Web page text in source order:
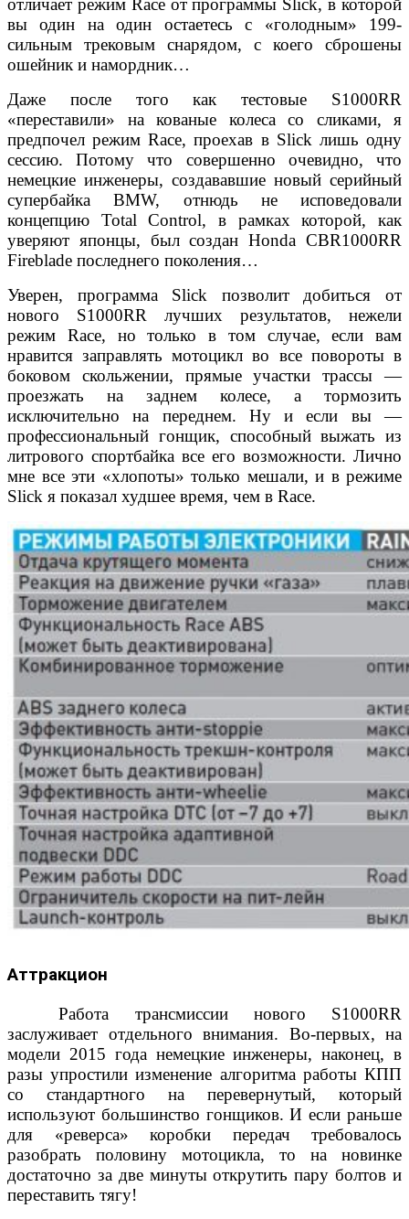
отличает режим Race от программы Slick, в которой
вы один на один остаетесь с «голодным» 199-
сильным трековым снарядом, с коего сброшены
ошейник и намордник…
Даже после того как тестовые S1000RR
«переставили» на кованые колеса со сликами, я
предпочел режим Race, проехав в Slick лишь одну
сессию. Потому что совершенно очевидно, что
немецкие инженеры, создававшие новый серийный
супербайка BMW, отнюдь не исповедовали
концепцию Total Control, в рамках которой, как
уверяют японцы, был создан Honda CBR1000RR
Fireblade последнего поколения…
Уверен, программа Slick позволит добиться от
нового S1000RR лучших результатов, нежели
режим Race, но только в том случае, если вам
нравится заправлять мотоцикл во все повороты в
боковом скольжении, прямые участки трассы —
проезжать на заднем колесе, а тормозить
исключительно на переднем. Ну и если вы —
профессиональный гонщик, способный выжать из
литрового спортбайка все его возможности. Лично
мне все эти «хлопоты» только мешали, и в режиме
Slick я показал худшее время, чем в Race.
Аттракцион
Работа трансмиссии нового S1000RR
заслуживает отдельного внимания. Во-первых, на
модели 2015 года немецкие инженеры, наконец, в
разы упростили изменение алгоритма работы КПП
со стандартного на перевернутый, который
используют большинство гонщиков. И если раньше
для «реверса» коробки передач требовалось
разобрать половину мотоцикла, то на новинке
достаточно за две минуты открутить пару болтов и
переставить тягу!